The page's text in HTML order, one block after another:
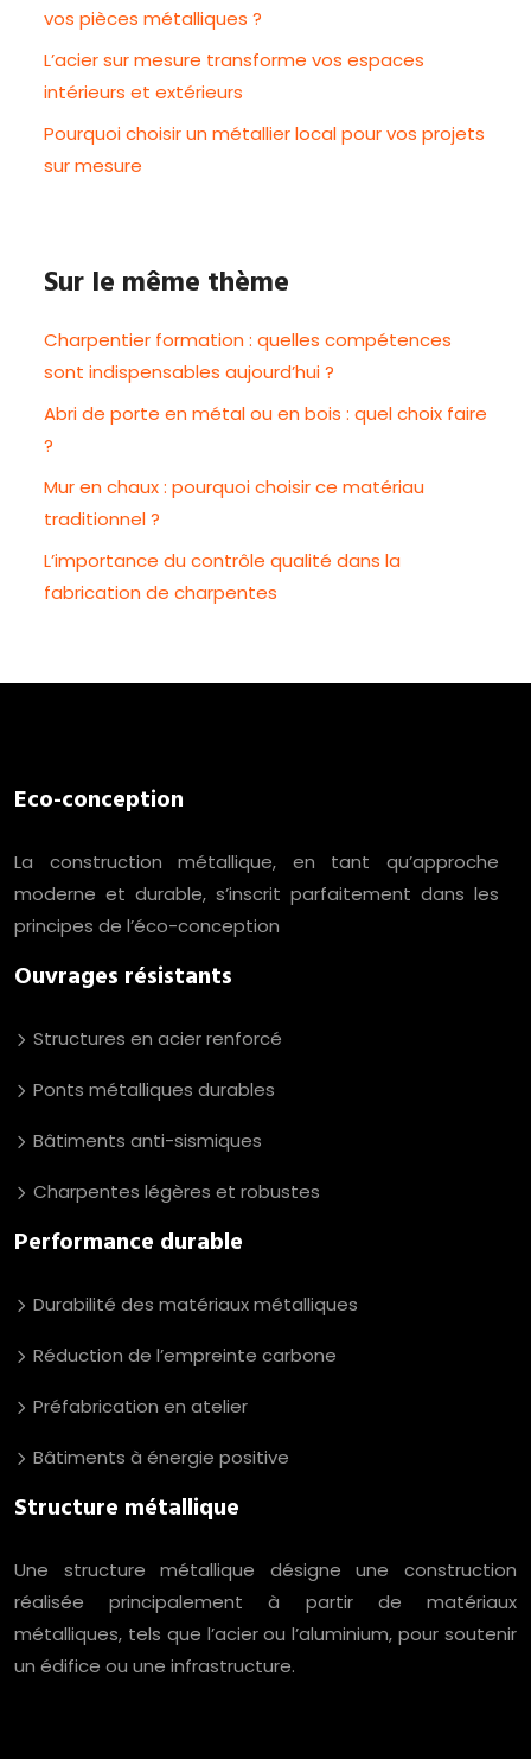
vos pièces métalliques ?
L’acier sur mesure transforme vos espaces
intérieurs et extérieurs
Pourquoi choisir un métallier local pour vos projets
sur mesure
Sur le même thème
Charpentier formation : quelles compétences
sont indispensables aujourd’hui ?
Abri de porte en métal ou en bois : quel choix faire
?
Mur en chaux : pourquoi choisir ce matériau
traditionnel ?
L’importance du contrôle qualité dans la
fabrication de charpentes
Eco-conception
La construction métallique, en tant qu’approche
moderne et durable, s’inscrit parfaitement dans les
principes de l’éco-conception
Ouvrages résistants
Structures en acier renforcé
Ponts métalliques durables
Bâtiments anti-sismiques
Charpentes légères et robustes
Performance durable
Durabilité des matériaux métalliques
Réduction de l’empreinte carbone
Préfabrication en atelier
Bâtiments à énergie positive
Structure métallique
Une structure métallique désigne une construction
réalisée principalement à partir de matériaux
métalliques, tels que l’acier ou l’aluminium, pour soutenir
un édifice ou une infrastructure.